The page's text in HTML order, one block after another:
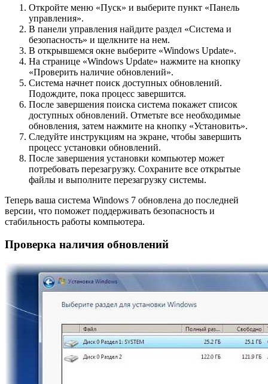
Откройте меню «Пуск» и выберите пункт «Панель
управления».
В панели управления найдите раздел «Система и
безопасность» и щелкните на нем.
В открывшемся окне выберите «Windows Update».
На странице «Windows Update» нажмите на кнопку
«Проверить наличие обновлений».
Система начнет поиск доступных обновлений.
Подождите, пока процесс завершится.
После завершения поиска система покажет список
доступных обновлений. Отметьте все необходимые
обновления, затем нажмите на кнопку «Установить».
Следуйте инструкциям на экране, чтобы завершить
процесс установки обновлений.
После завершения установки компьютер может
потребовать перезагрузку. Сохраните все открытые
файлы и выполните перезагрузку системы.
Теперь ваша система Windows 7 обновлена до последней
версии, что поможет поддерживать безопасность и
стабильность работы компьютера.
Проверка наличия обновлений